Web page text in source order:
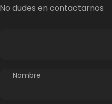
No dudes en contactarnos
Nombre